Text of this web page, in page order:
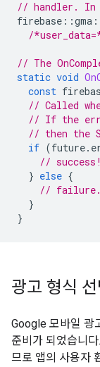
// handler. In
firebase ::gma
/
// The
static void
const
// Called
// If the
// then the
if (future.
// success!
} else {
// failure.
}
}
광고 형식 선
Google 모바일 광
준비가 되었습니
므로 앱의 사용자